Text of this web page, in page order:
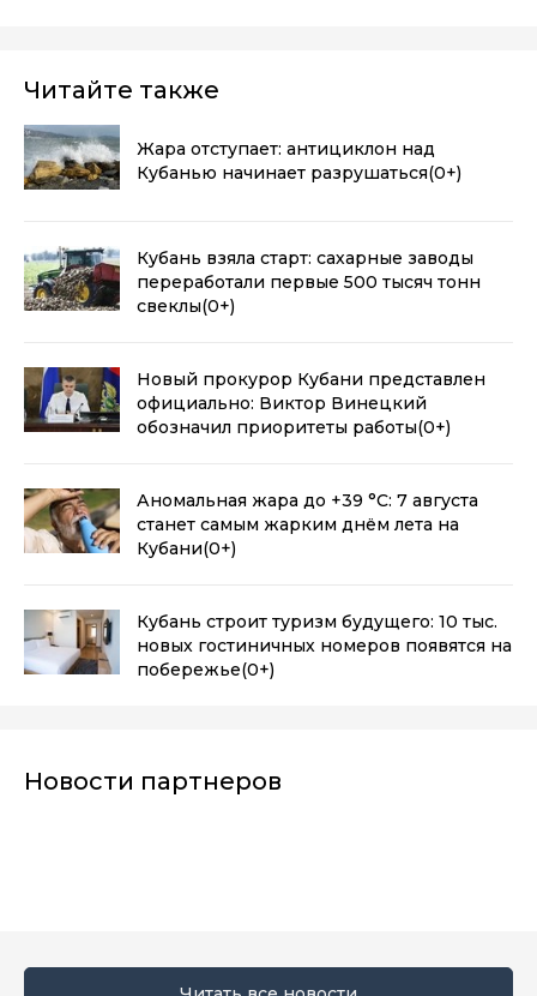
Читайте также
Жара отступает: антициклон над
Кубанью начинает разрушаться(0+)
Кубань взяла старт: сахарные заводы
переработали первые 500 тысяч тонн
свеклы(0+)
Новый прокурор Кубани представлен
официально: Виктор Винецкий
обозначил приоритеты работы(0+)
Аномальная жара до +39 °C: 7 августа
станет самым жарким днём лета на
Кубани(0+)
Кубань строит туризм будущего: 10 тыс.
новых гостиничных номеров появятся на
побережье(0+)
Новости партнеров